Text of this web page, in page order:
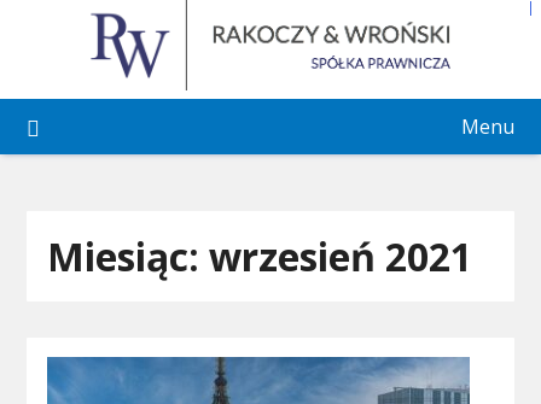
Menu
Miesiąc: wrzesień 2021